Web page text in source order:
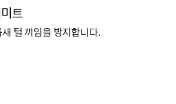
트
털 끼임을 방지합니다.